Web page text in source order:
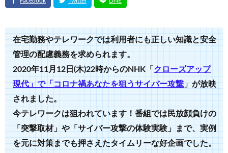
在宅勤務やテレワークでは利用者にも正しい知識と安全
管理の配慮義務を求められます。
2020年11月12日(木)22時からのNHK「クローズアップ
現代」で「コロナ禍あなたを狙うサイバー攻撃」が放映
されました。
今テレワークは狙われています！番組では民放顔負けの
「突撃取材」や「サイバー攻撃の体験実験」まで、実例
を元に対策までも押さえたタイムリーな好企画でした。